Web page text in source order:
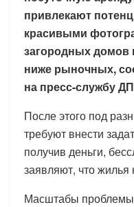
привлекают
красивыми
загородных домов
ниже рыночных,
на пресс-службу
После этого под
требуют внести
получив деньги,
заявляют, что жилья
Масштабы